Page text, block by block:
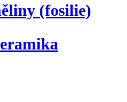
(fosilie)